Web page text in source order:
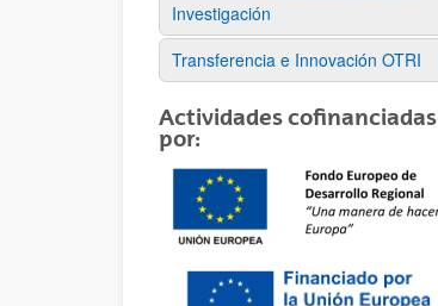
Investigación
Transferencia e Innovación OTRI
Actividades cofinanciadas
por: